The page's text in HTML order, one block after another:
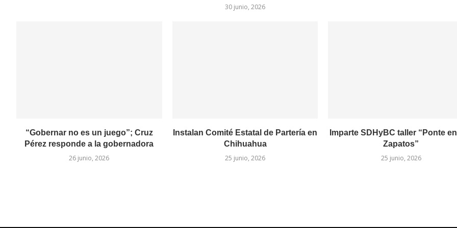
30 junio, 2026
“Gobernar no es un juego”; Cruz
Pérez responde a la gobernadora
26 junio, 2026
Instalan Comité Estatal de Partería en
Chihuahua
25 junio, 2026
Imparte SDHyBC taller “Ponte
Zapatos”
25 junio, 2026